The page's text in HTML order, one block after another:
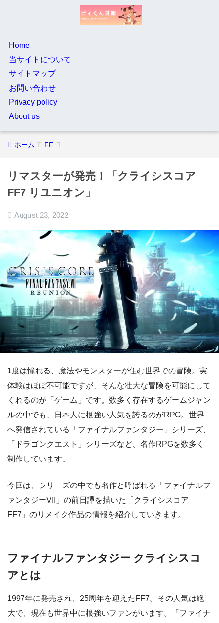
Home
当サイトについて
サイトマップ
お問い合わせ
Privacy policy
About us
ホーム FF
リマスターが発売！「クライシスコア
FF7 リユニオン」
August 23, 2022
1度は憧れる、魔法やモンスターが住む世界での冒険。実
体験はほぼ不可能ですが、そんな壮大な冒険を可能にして
くれるのが「ゲーム」です。数多く存在するゲームジャン
ルの中でも、日本人に根強い人気を誇るのがRPG。世界
へ発信されている「ファイナルファンタジー」シリーズ、
「ドラゴンクエスト」シリーズなど、名作RPGを数多く
制作しています。
今回は、シリーズの中でも名作と呼ばれる「ファイナルフ
ァンタジーVII」の前日譚を描いた「クライシスコア
FF7」のリメイク作品の情報を紹介していきます。
ファイナルファンタジー クライシスコ
アとは
1997年に発売され、25周年を迎えたFF7。その人気は絶
大で、現在も世界中に根強いファンがいます。『ファイナ